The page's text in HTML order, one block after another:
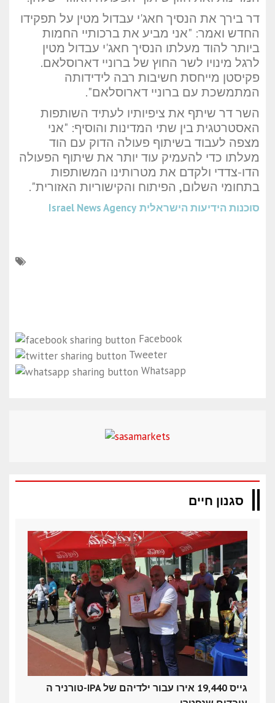
דר בירך את הנסיך חאג'י עבדול מטין על תפקידו
החדש ואמר: "אני מביע את ברכותיי החמות
ביותר להוד מעלתו הנסיך חאג'י עבדול מטין
לרגל מינויו לשר החוץ של ברוניי דארוסלאם.
פקיסטן מייחסת חשיבות רבה לידידותה
המתמשכת עם ברוניי דארוסלאם".
השר דר שיתף את ציפיותיו לעתיד השותפות
האסטרטגית בין שתי המדינות והוסיף: "אני
מצפה לעבוד בשיתוף פעולה הדוק עם הוד
מעלתו כדי להעמיק עוד יותר את שיתוף הפעולה
הדו-צדדי ולקדם את מטרותינו המשותפות
בתחומי השלום, הפיתוח והקישוריות האזורית".
סוכנות הידיעות הישראלית Israel News Agency
Facebook
Tweeter
Whatsapp
סגנון חיים
טורניר ה-IPA גייס 19,440 אירו עבור ילדיהם של